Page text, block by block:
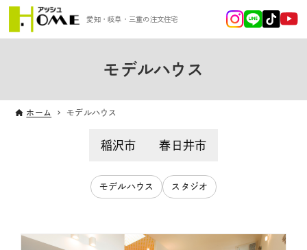
愛知・岐阜・三重の注文住宅
モデルハウス
ホーム モデルハウス
稲沢市 春日井市
モデルハウス スタジオ